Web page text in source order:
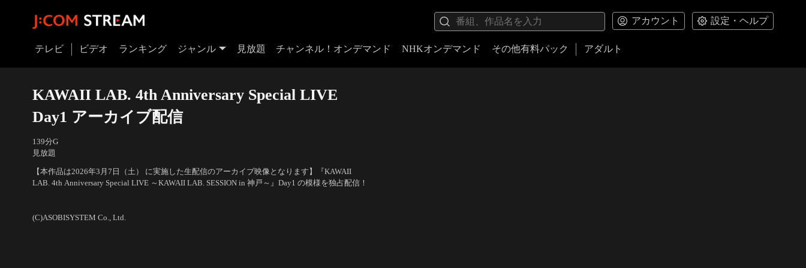
アカウント 設定・ヘルプ
テレビ ビデオ ランキング ジャンル 見放題 チャンネル！オンデマンド NHKオンデマンド その他有料パック アダルト
KAWAII LAB. 4th Anniversary Special LIVE
Day1 アーカイブ配信
139分G
見放題
【本作品は2026年3月7日（土） に実施した生配信のアーカイブ映像となります】『KAWAII
LAB. 4th Anniversary Special LIVE ～KAWAII LAB. SESSION in 神戸～』Day1 の模様を独占配信！
(C)ASOBISYSTEM Co., Ltd.